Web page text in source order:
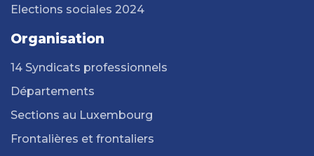
Elections sociales 2024
Organisation
14 Syndicats professionnels
Départements
Sections au Luxembourg
Frontalières et frontaliers